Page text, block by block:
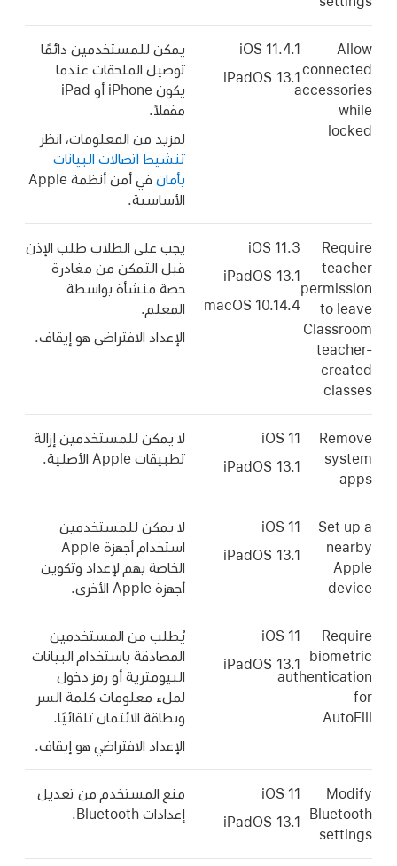
Allow
connected
accessories
while
locked
iOS 11.4.1
iPadOS 13.1
يمكن للمستخدمين دائمًا
توصيل الملحقات عندما
يكون iPhone أو iPad
مقفلاً.
لمزيد من المعلومات، انظر
تنشيط اتصالات البيانات
بأمان
في أمن أنظمة Apple
الأساسية.
Require
teacher
permission
to leave
Classroom
teacher-
created
classes
iOS 11.3
iPadOS 13.1
macOS 10.14.4
يجب على الطلاب طلب الإذن
قبل التمكن من مغادرة
حصة منشأة بواسطة
المعلم.
الإعداد الافتراضي هو إيقاف.
Remove
system
apps
iOS 11
iPadOS 13.1
لا يمكن للمستخدمين إزالة
تطبيقات Apple الأصلية.
Set up a
nearby
Apple
device
iOS 11
iPadOS 13.1
لا يمكن للمستخدمين
استخدام أجهزة Apple
الخاصة بهم لإعداد وتكوين
أجهزة Apple الأخرى.
Require
biometric
authentication
for
AutoFill
iOS 11
iPadOS 13.1
يُطلب من المستخدمين
المصادقة باستخدام البيانات
البيومترية أو رمز دخول
لملء معلومات كلمة السر
وبطاقة الائتمان تلقائيًا.
الإعداد الافتراضي هو إيقاف.
Modify
Bluetooth
settings
iOS 11
iPadOS 13.1
منع المستخدم من تعديل
إعدادات Bluetooth.